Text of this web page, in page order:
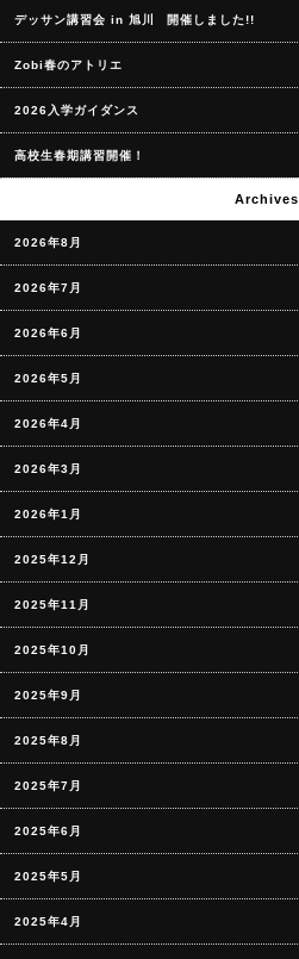
デッサン講習会 in 旭川 開催しました!!
Zobi春のアトリエ
2026入学ガイダンス
高校生春期講習開催！
Archives
2026年8月
2026年7月
2026年6月
2026年5月
2026年4月
2026年3月
2026年1月
2025年12月
2025年11月
2025年10月
2025年9月
2025年8月
2025年7月
2025年6月
2025年5月
2025年4月